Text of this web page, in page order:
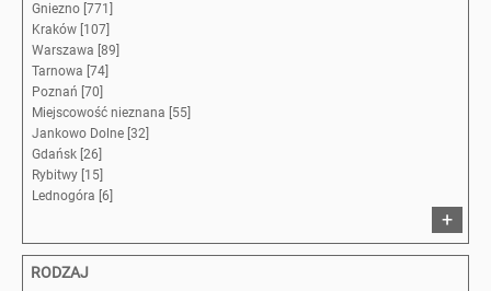
Gniezno [771]
Kraków [107]
Warszawa [89]
Tarnowa [74]
Poznań [70]
Miejscowość nieznana [55]
Jankowo Dolne [32]
Gdańsk [26]
Rybitwy [15]
Lednogóra [6]
+
RODZAJ